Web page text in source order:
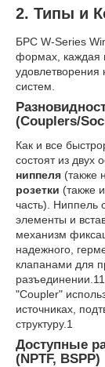
2. Типы и
БРС W-Series
формах, каждая
удовлетворения
систем.
(Couplers/
Как и все
состоят из двух
ниппеля (также
розетки (также
часть). Ниппель
элементы и
механизм
надежного,
клапанами для
разъединении. 11
"Coupler"
источниках,
структуру. 1
Доступные
(NPTF, BSPP)